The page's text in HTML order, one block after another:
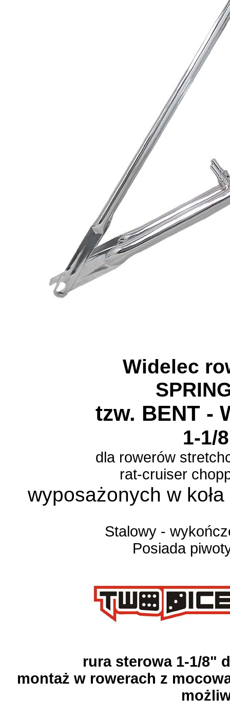
Widelec
tzw. BENT -
1-1/
dla rowerów
rat-cruiser
wyposażonych w
Stalowy -
Posiada
rura sterowa 1-1/8"
montaż w rowerach z